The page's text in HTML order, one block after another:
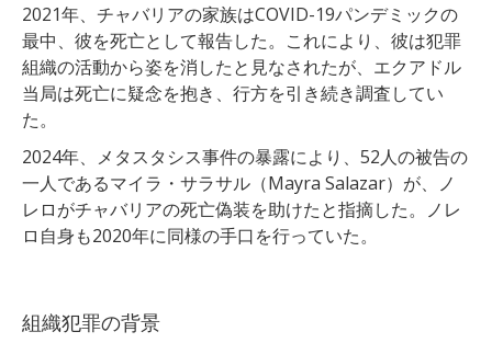
2021年、チャバリアの家族はCOVID-19パンデミックの
最中、彼を死亡として報告した。これにより、彼は犯罪
組織の活動から姿を消したと見なされたが、エクアドル
当局は死亡に疑念を抱き、行方を引き続き調査してい
た。
2024年、メタスタシス事件の暴露により、52人の被告の
一人であるマイラ・サラサル（Mayra Salazar）が、ノ
レロがチャバリアの死亡偽装を助けたと指摘した。ノレ
ロ自身も2020年に同様の手口を行っていた。
組織犯罪の背景